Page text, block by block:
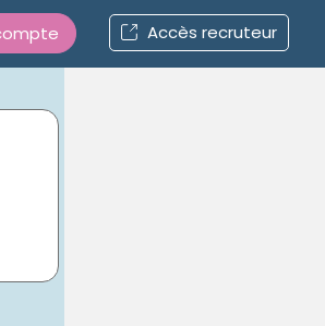
Accès recruteur